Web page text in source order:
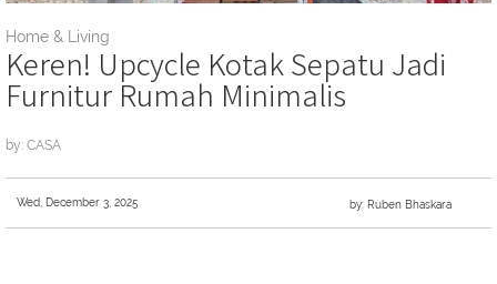
Home & Living
Keren! Upcycle Kotak Sepatu Jadi
Furnitur Rumah Minimalis
by: CASA
Wed, December 3, 2025 by: Ruben Bhaskara